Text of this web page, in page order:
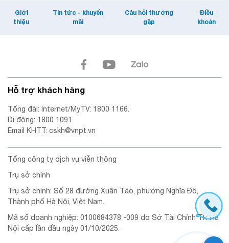
Giới
thiệu
Tin tức - khuyến
mãi
Câu hỏi thường
gặp
Điều
khoản
Hỗ trợ khách hàng
Tổng đài: Internet/MyTV: 1800 1166.
Di động: 1800 1091
Email KHTT: cskh@vnpt.vn
Tổng công ty dịch vụ viễn thông
Trụ sở chính
Trụ sở chính: Số 28 đường Xuân Tảo, phường Nghĩa Đô,
Thành phố Hà Nội, Việt Nam.
Mã số doanh nghiệp: 0100684378 -009 do Sở Tài Chính TP. Hà
Nội cấp lần đầu ngày 01/10/2025.